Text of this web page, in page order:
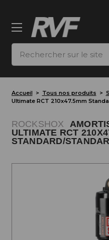
Accueil Tous nos produits
Ultimate RCT 210x47.5mm
ROCKSHOX
ULTIMATE RCT
STANDARD/